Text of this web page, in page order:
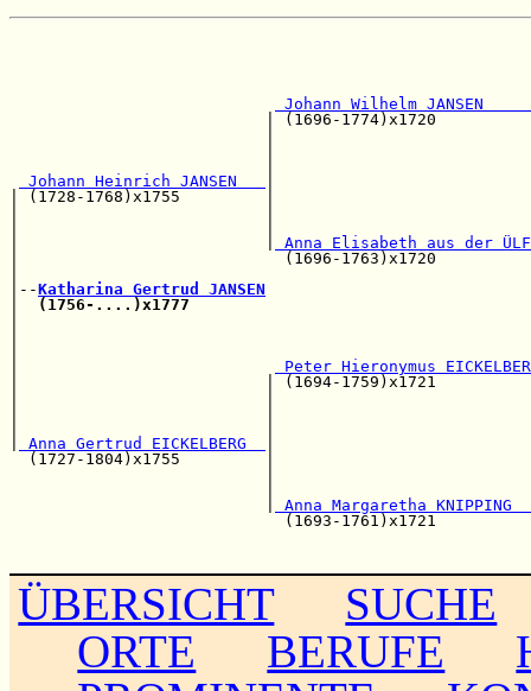
Johann Wilhelm
| (1696-
Johann Heinrich JANSEN
| (1728-1768)x1755         |
Anna Elisabeth aus der
|                            (1696-
|--Katharina Gertrud JANSEN
(1756-....)x1777
Peter Hieronymus
|                          | (1694-
Anna Gertrud EICKELBERG
(1727-1804)x1755         |
Anna Margaretha
(1693-
ÜBERSICHT
SUCHE
ORTE
BERUFE